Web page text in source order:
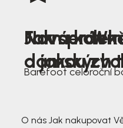
Nová
dámských
Jak
a jakou
Farmer
Barefoot celoroční
O nás Jak nakupovat